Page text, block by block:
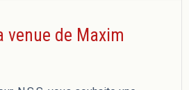
venue de Maxim